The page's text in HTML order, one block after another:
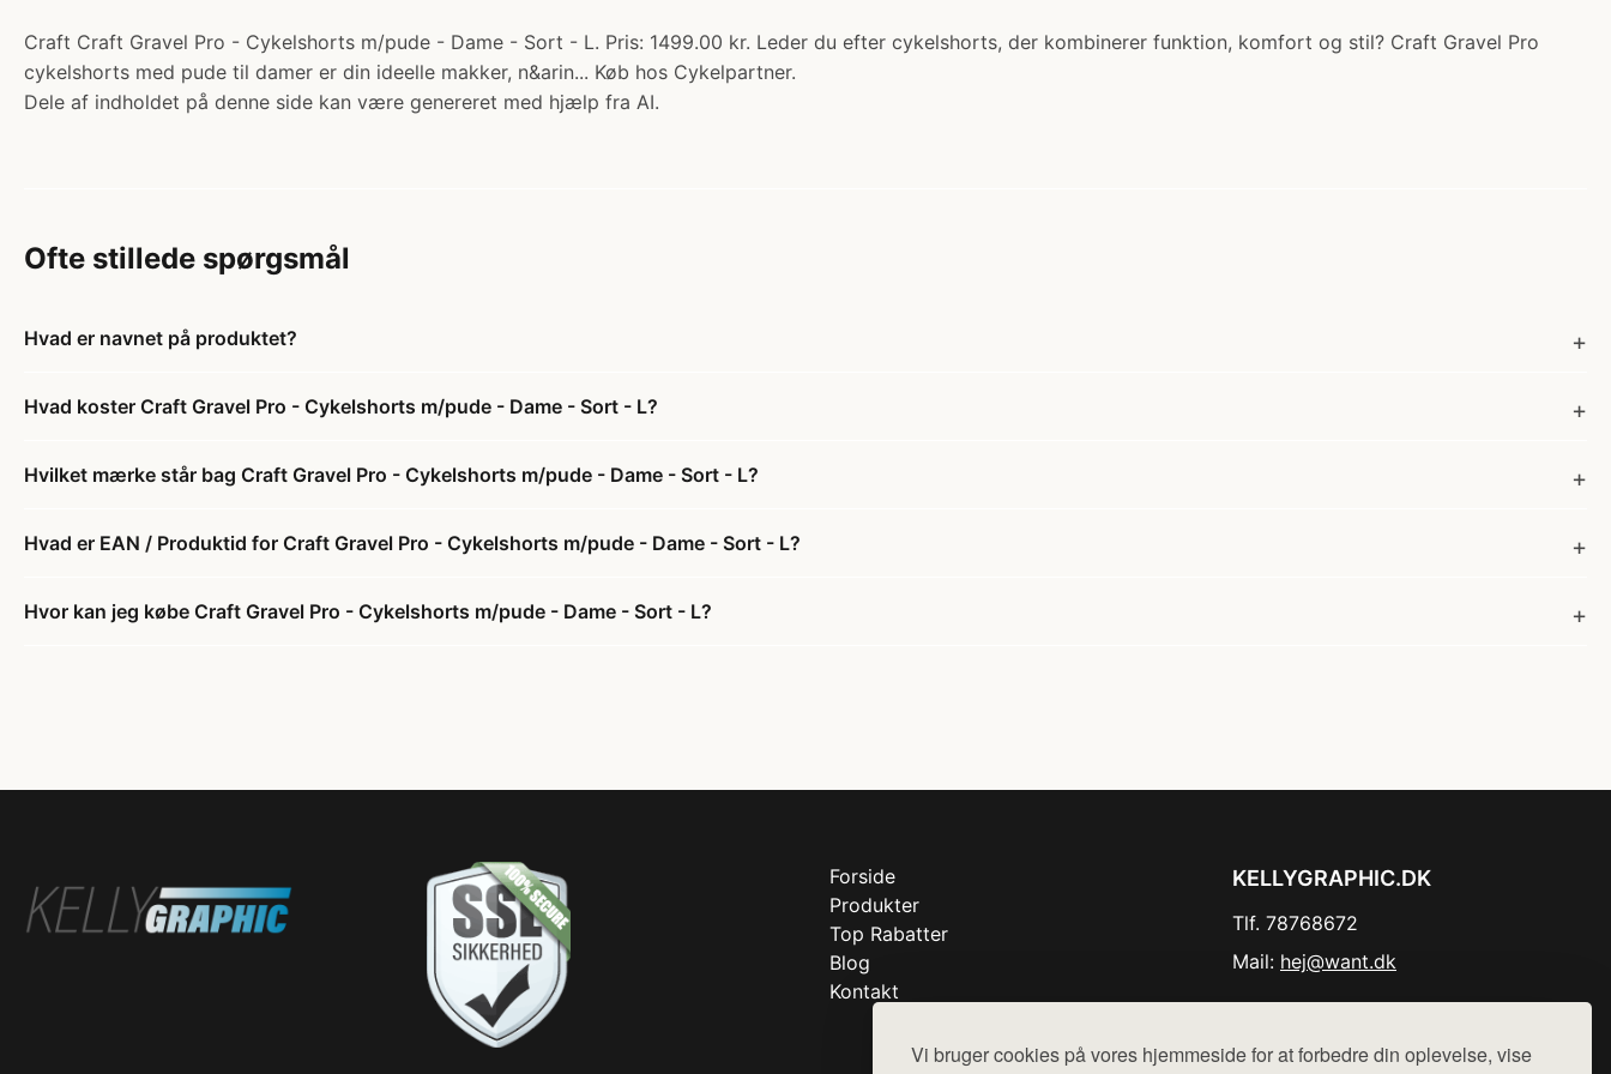
Vi bruger cookies på vores hjemmeside for at forbedre din oplevelse, vise
Craft Craft Gravel Pro - Cykelshorts m/pude - Dame - Sort - L. Pris: 1499.00 kr. Leder du efter cykelshorts, der kombinerer funktion, komfort og stil? Craft Gravel Pro
cykelshorts med pude til damer er din ideelle makker, n&arin... Køb hos Cykelpartner.
Dele af indholdet på denne side kan være genereret med hjælp fra AI.
Ofte stillede spørgsmål
Hvad er navnet på produktet?
Hvad koster Craft Gravel Pro - Cykelshorts m/pude - Dame - Sort - L?
Hvilket mærke står bag Craft Gravel Pro - Cykelshorts m/pude - Dame - Sort - L?
Hvad er EAN / Produktid for Craft Gravel Pro - Cykelshorts m/pude - Dame - Sort - L?
Hvor kan jeg købe Craft Gravel Pro - Cykelshorts m/pude - Dame - Sort - L?
Forside
Produkter
Top Rabatter
Blog
Kontakt
KELLYGRAPHIC.DK
Tlf. 78768672
Mail: hej@want.dk